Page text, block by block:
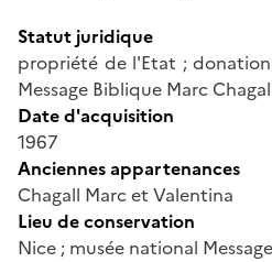
Statut juridique
propriété de l'Etat ;
Message Biblique Marc
Date d'acquisition
1967
Anciennes appartenances
Chagall Marc et Valentina
Lieu de conservation
Nice ; musée national